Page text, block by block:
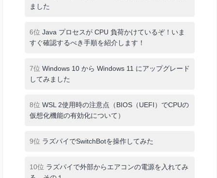
ました
6位 Java プロセスが CPU 負荷かけているぞ！いま
すぐ確認するべき手順を紹介します！
7位 Windows 10 から Windows 11 にアップグレード
してみました
8位 WSL 2使用時の注意点（BIOS（UEFI）でCPUの
仮想化機能の有効化について）
9位 ラズパイでSwitchBotを操作してみた
10位 ラズパイで外部からエアコンの電源を入れてみ